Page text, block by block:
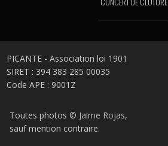
PICANTE - Association loi 1901
SIRET : 394 383 285 00035
Code APE : 9001Z
Toutes photos © Jaime Rojas,
sauf mention contraire.